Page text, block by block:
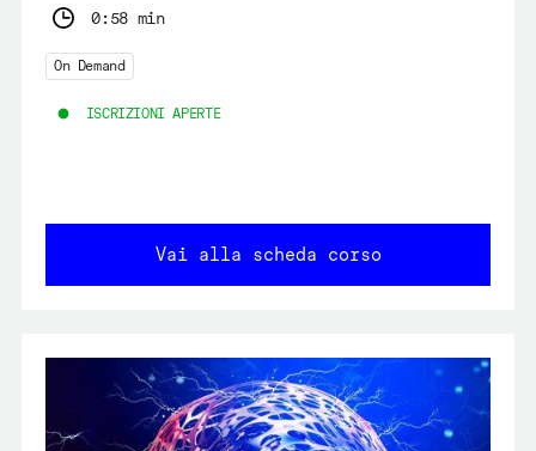
0:58 min
On Demand
ISCRIZIONI APERTE
Vai alla scheda corso